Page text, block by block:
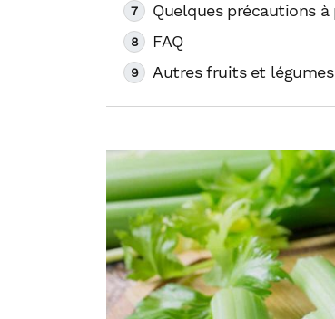
Quelques précautions
FAQ
Autres fruits et